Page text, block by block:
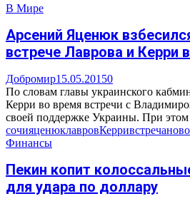
В Мире
Арсений Яценюк
встрече Лаврова и Керри
Добромир15.05.20150
По словам главы украинского
Керри во время встречи с
своей поддержке Украины. При этом
сочияценюклавровКерривстреча
Финансы
Пекин копит
для удара по доллару